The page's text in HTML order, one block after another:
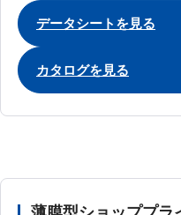
データシートを見る
カタログを見る